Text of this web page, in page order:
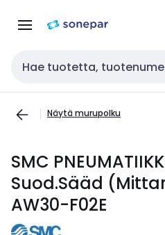
navigointiinsisältöön
Haku
Näytä murupolku
SMC
Suod.Sääd
AW30-F02E